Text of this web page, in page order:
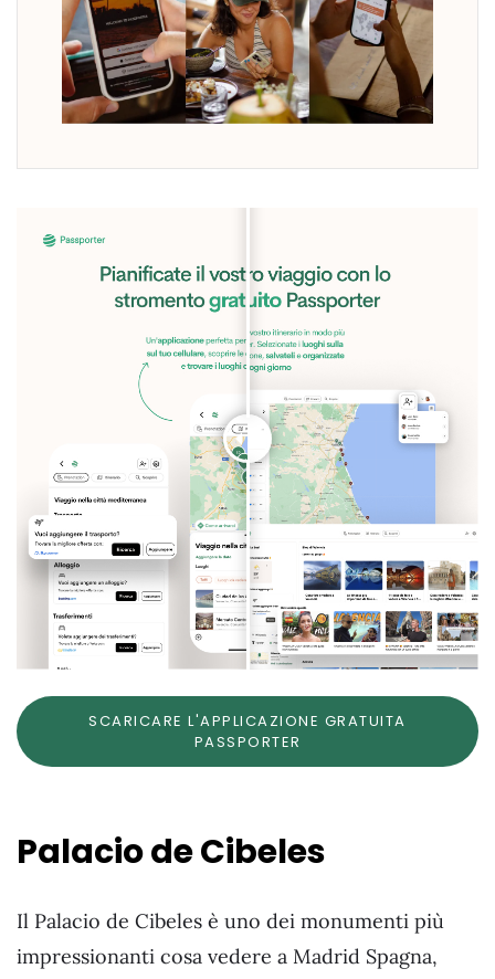
SCARICARE L'APPLICAZIONE GRATUITA
PASSPORTER
Palacio de Cibeles
Il Palacio de Cibeles è uno dei monumenti più
impressionanti cosa vedere a Madrid Spagna,